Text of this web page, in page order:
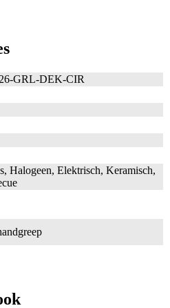
GRL-DEK-CIR
Halogeen, Elektrisch, Keramisch,